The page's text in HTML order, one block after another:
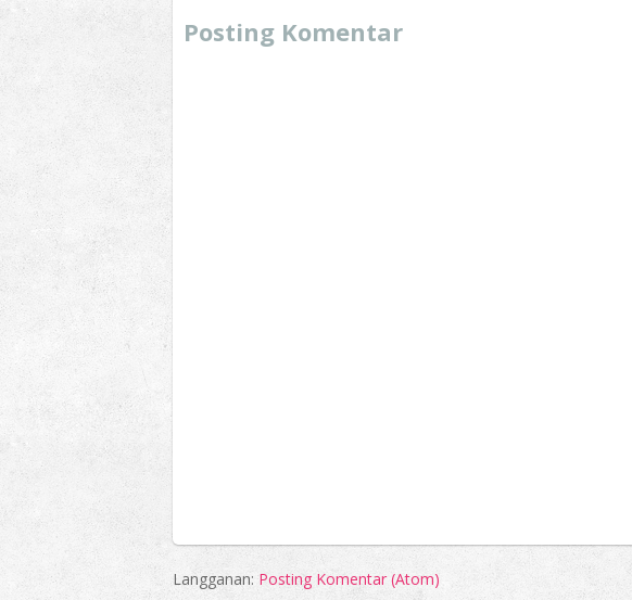
Posting Komentar
Langganan: Posting Komentar (Atom)